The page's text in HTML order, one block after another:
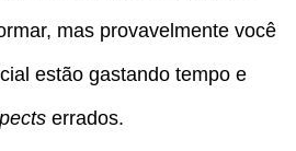
mas provavelmente você
estão gastando tempo e
errados.